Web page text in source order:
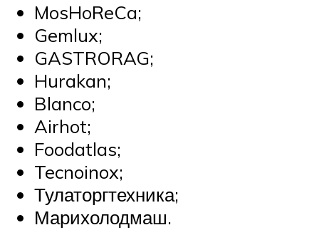
MosHoReCa;
Gemlux;
GASTRORAG;
Hurakan;
Blanco;
Airhot;
Foodatlas;
Tecnoinox;
Тулаторгтехника;
Марихолодмаш.